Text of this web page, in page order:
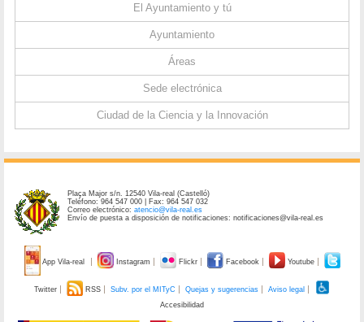
El Ayuntamiento y tú
Ayuntamiento
Áreas
Sede electrónica
Ciudad de la Ciencia y la Innovación
Plaça Major s/n. 12540 Vila-real (Castelló)
Teléfono: 964 547 000 | Fax: 964 547 032
Correo electrónico:atencio@vila-real.es
Envío de puesta a disposición de notificaciones: notificaciones@vila-real.es
App Vila-real Instagram Flickr Facebook Youtube
Twitter RSS Subv. por el MITyC Quejas y sugerencias
Aviso legal
Accesibilidad